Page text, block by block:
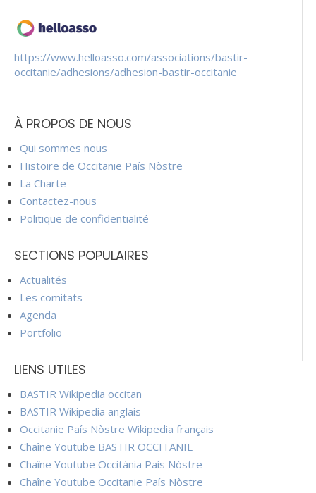
https://www.helloasso.com/associations/bastir-
occitanie/adhesions/adhesion-bastir-occitanie
À PROPOS DE NOUS
Qui sommes nous
Histoire de Occitanie País Nòstre
La Charte
Contactez-nous
Politique de confidentialité
SECTIONS POPULAIRES
Actualités
Les comitats
Agenda
Portfolio
LIENS UTILES
BASTIR Wikipedia occitan
BASTIR Wikipedia anglais
Occitanie País Nòstre Wikipedia français
Chaîne Youtube BASTIR OCCITANIE
Chaîne Youtube Occitània País Nòstre
Chaîne Youtube Occitanie País Nòstre